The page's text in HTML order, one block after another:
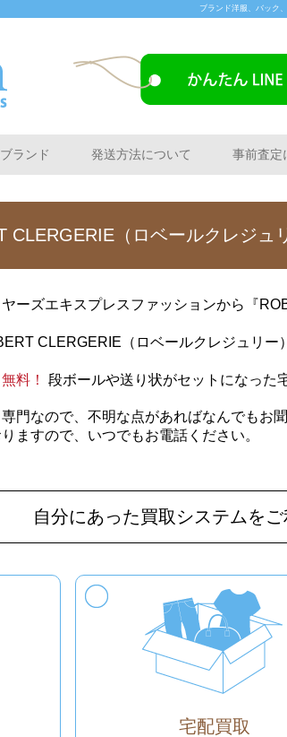
ブランド洋服、バック
ランド 発送方法について 事前査定
CLERGERIE（ロベールクレジュ
ーズエキスプレスファッションから『
CLERGERIE（ロベールクレジュリー
料！ 段ボールや送り状がセットになった
門なので、不明な点があればなんでもお聞
ますので、いつでもお電話ください。
自分にあった買取システムを
宅配買取